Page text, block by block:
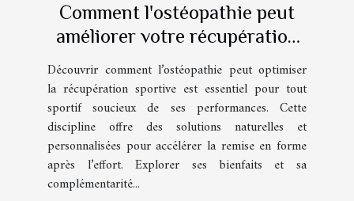
Comment l'ostéopathie peut
améliorer votre récupération
sportive ?
Découvrir comment l’ostéopathie peut optimiser
la récupération sportive est essentiel pour tout
sportif soucieux de ses performances. Cette
discipline offre des solutions naturelles et
personnalisées pour accélérer la remise en forme
après l’effort. Explorer ses bienfaits et sa
complémentarité...